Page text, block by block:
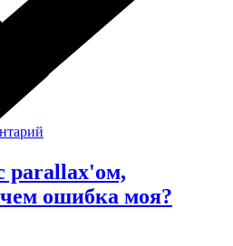
parallax'ом,
ошибка моя?